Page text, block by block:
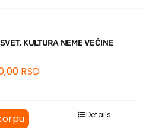
KULTURA NEME VEĆINE
RSD
Details